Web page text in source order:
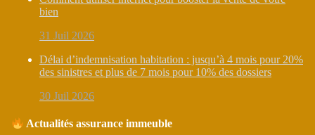
bien
31 Juil 2026
Délai d’indemnisation habitation : jusqu’à 4 mois pour 20%
des sinistres et plus de 7 mois pour 10% des dossiers
30 Juil 2026
Actualités assurance immeuble